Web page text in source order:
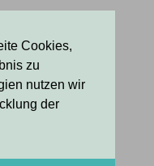
Cookies,
zu
nutzen wir
der